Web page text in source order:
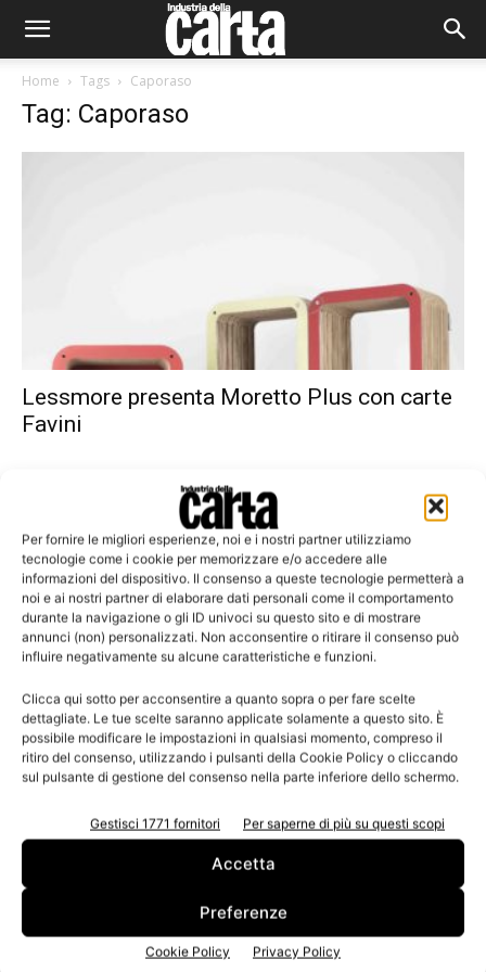
Per fornire le migliori esperienze, noi e i nostri partner utilizziamo
tecnologie come i cookie per memorizzare e/o accedere alle
informazioni del dispositivo. Il consenso a queste tecnologie permetterà a
noi e ai nostri partner di elaborare dati personali come il comportamento
durante la navigazione o gli ID univoci su questo sito e di mostrare
annunci (non) personalizzati. Non acconsentire o ritirare il consenso può
influire negativamente su alcune caratteristiche e funzioni.
Clicca qui sotto per acconsentire a quanto sopra o per fare scelte
dettagliate. Le tue scelte saranno applicate solamente a questo sito. È
possibile modificare le impostazioni in qualsiasi momento, compreso il
ritiro del consenso, utilizzando i pulsanti della Cookie Policy o cliccando
sul pulsante di gestione del consenso nella parte inferiore dello schermo.
Gestisci 1771 fornitori Per saperne di più su questi scopi
Accetta
Preferenze
Cookie Policy Privacy Policy
Home Tags Caporaso
Tag: Caporaso
Lessmore presenta Moretto Plus con carte
Favini
Leggi la rivista
n.3 - Giugno 2026 n.2 - Aprile 2026